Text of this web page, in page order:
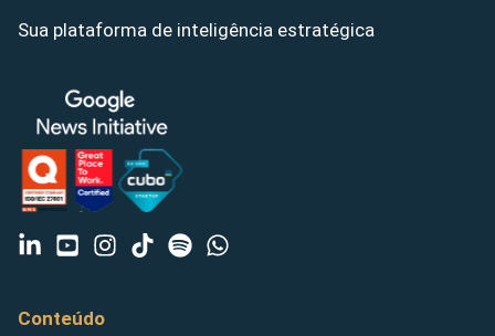
Sua plataforma de inteligência estratégica
Conteúdo